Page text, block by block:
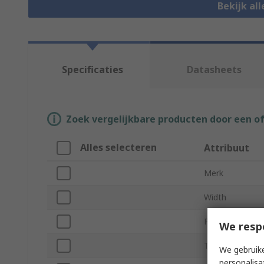
Bekijk
Specificaties Datasheets
Zoek vergelijkbare producten door een
Alles selecteren Attribuut
Merk
Width
Product Type
Thickness
We
We